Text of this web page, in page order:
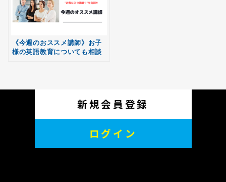
《今週のおススメ講師》お子
様の英語教育についても相談
新規会員登録
ログイン